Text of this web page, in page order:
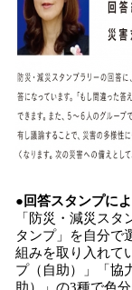
●回答スタンプに
「防災・減災ス
タンプ」を自分で
組みを取り入れて
プ（自助）」「協